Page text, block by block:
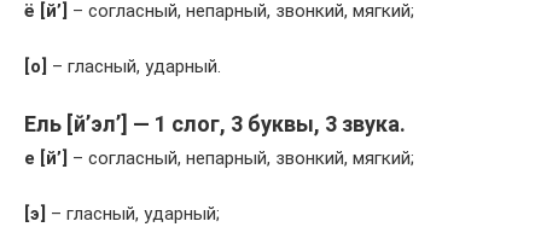
ё [й’] – согласный, непарный, звонкий, мягкий;
[о] – гласный, ударный.
Ель [й’эл’] — 1 слог, 3 буквы, 3 звука.
е [й’] – согласный, непарный, звонкий, мягкий;
[э] – гласный, ударный;